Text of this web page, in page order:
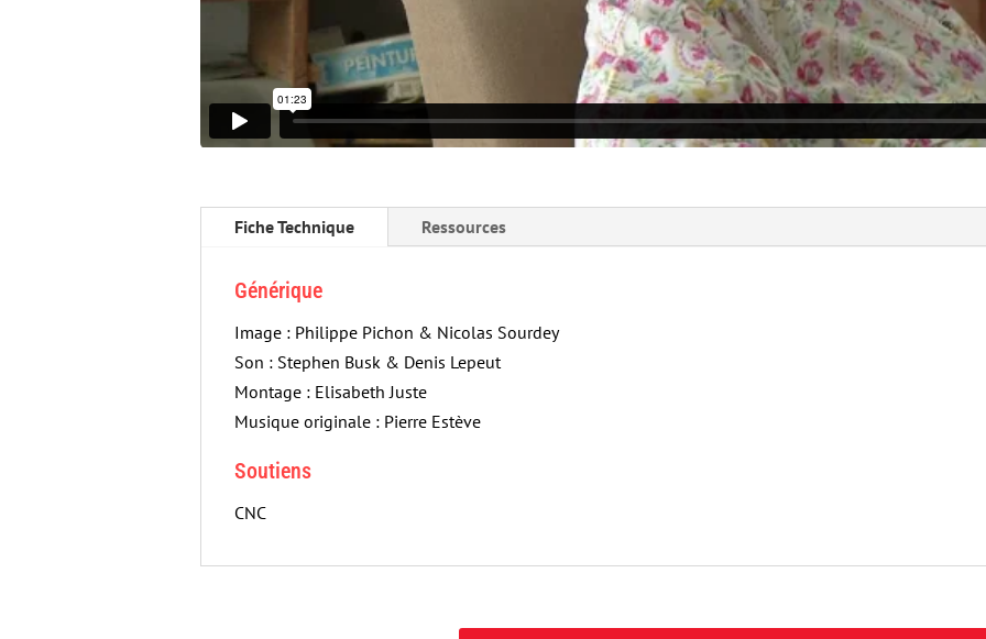
Fiche Technique Ressources
Générique
Image : Philippe Pichon & Nicolas Sourdey
Son : Stephen Busk & Denis Lepeut
Montage : Elisabeth Juste
Musique originale : Pierre Estève
Soutiens
CNC